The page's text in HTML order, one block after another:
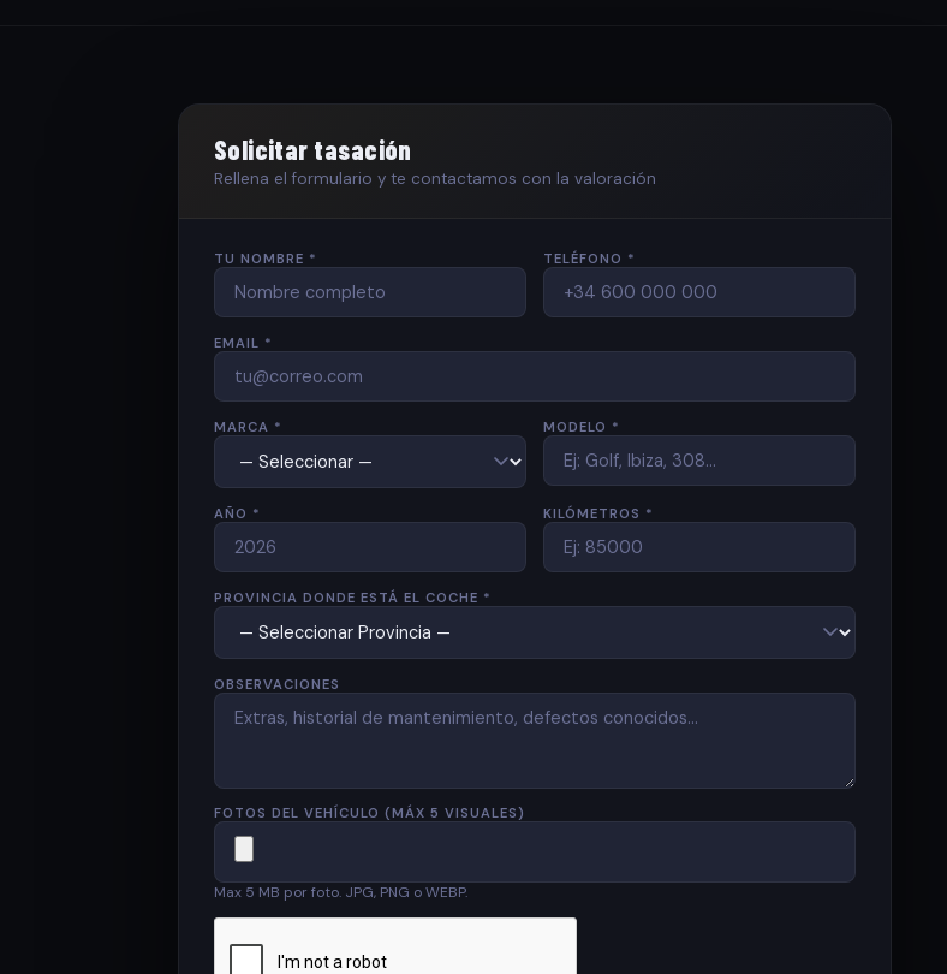
Solicitar tasación
Rellena el formulario y te contactamos con la valoración
TU NOMBRE * TELÉFONO *
EMAIL *
MARCA * MODELO *
AÑO * KILÓMETROS *
PROVINCIA DONDE ESTÁ EL COCHE *
OBSERVACIONES
FOTOS DEL VEHÍCULO (MÁX 5 VISUALES)
Max 5 MB por foto. JPG, PNG o WEBP.